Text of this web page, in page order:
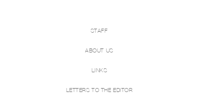
STAFF
ABOUT US
LINKS
LETTERS TO THE EDITOR